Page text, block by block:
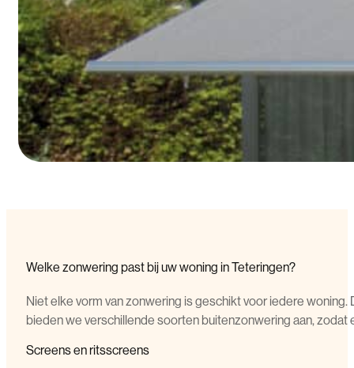
Welke zonwering past bij uw woning in Teteringen?
Niet elke vorm van zonwering is geschikt voor iedere
bieden we verschillende soorten buitenzonwering aan, zodat
Screens en ritsscreens